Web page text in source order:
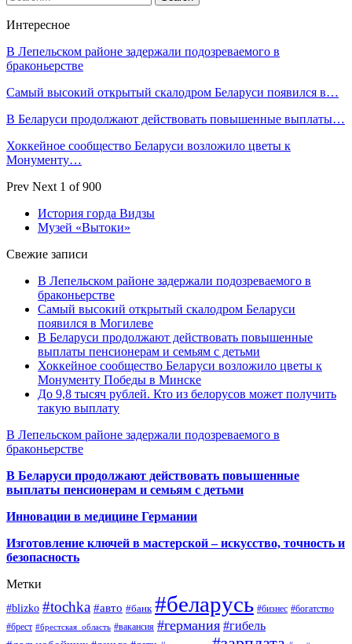
Интересное
В Лепельском районе задержали подозреваемого в
браконьерстве
Самый высокий открытый скалодром Беларуси появился в…
В Беларуси продолжают действовать повышенные выплаты…
Хоккейное сообщество Беларуси возложило цветы к
Монументу…
Prev Next 1 of 900
История горда Видзы
Музей «Вытоки»
Свежие записи
В Лепельском районе задержали подозреваемого в
браконьерстве
Самый высокий открытый скалодром Беларуси
появился в Могилеве
В Беларуси продолжают действовать повышенные
выплаты пенсионерам и семьям с детьми
Хоккейное сообщество Беларуси возложило цветы к
Монументу Победы в Минске
До 9,8 тысяч рублей. Кто из белорусов может получить
такую выплату
В Лепельском районе задержали подозреваемого в
браконьерстве
В Беларуси продолжают действовать повышенные
выплаты пенсионерам и семьям с детьми
Инновации в медицине Германии
Изготовление ключей в мастерской – искусство, точность и
безопасность
Метки
#blizko #tochka #авто #банк #беларусь #бизнес #богатство
#брест #брестская_область #вакансия #германия #гибель